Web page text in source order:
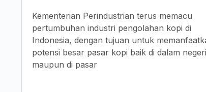
Kementerian Perindustrian terus memacu
pertumbuhan industri pengolahan kopi di
Indonesia, dengan tujuan untuk
potensi besar pasar kopi baik di dalam negeri
maupun di pasar